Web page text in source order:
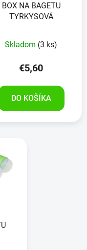
BOX NA BAGETU
TYRKYSOVÁ
Skladom (3 ks)
€5,60
DO KOŠÍKA